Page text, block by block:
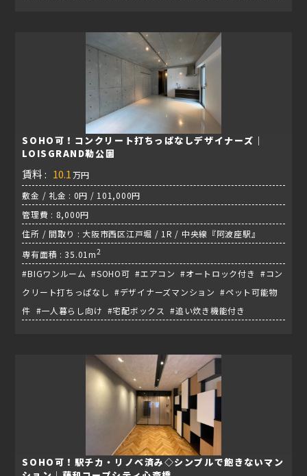
SOHO可！コンクリート打ちっぱなしデザイナーズ｜
LOISGRAND勒公園
賃料 : 10.1 万円
敷金 / 礼金 : 0円 / 101,000円
管理費 : 8,000円
住所 / 間取り : 大阪市西区江戸堀 / 1R / 中央線『阿波座駅』
専有面積 : 35.01m2
#BIGワンルーム #SOHO可 #エアコン #オートロック付き #コン
クリート打ちっぱなし #デザイナーズマンション #ペット可能物
件 #一人暮らし向け #宅配ボックス #追い炊き機能付き
SOHO可！駅チカ・リノベ済み◇シンプルで飽きないマン